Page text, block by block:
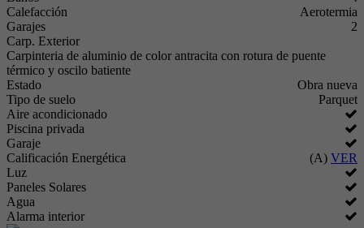
Calefacción
Aerotermia
Garajes
2
Carp. Exterior
Carpinteria de aluminio de color antracita con rotura de puente
térmico y oscilo batiente
Estado
Obra nueva
Tipo de suelo
Parquet
Aire acondicionado
Piscina privada
Garaje
Calificación Energética
(A) VER
Luz
Paneles Solares
Agua
Alarma interior